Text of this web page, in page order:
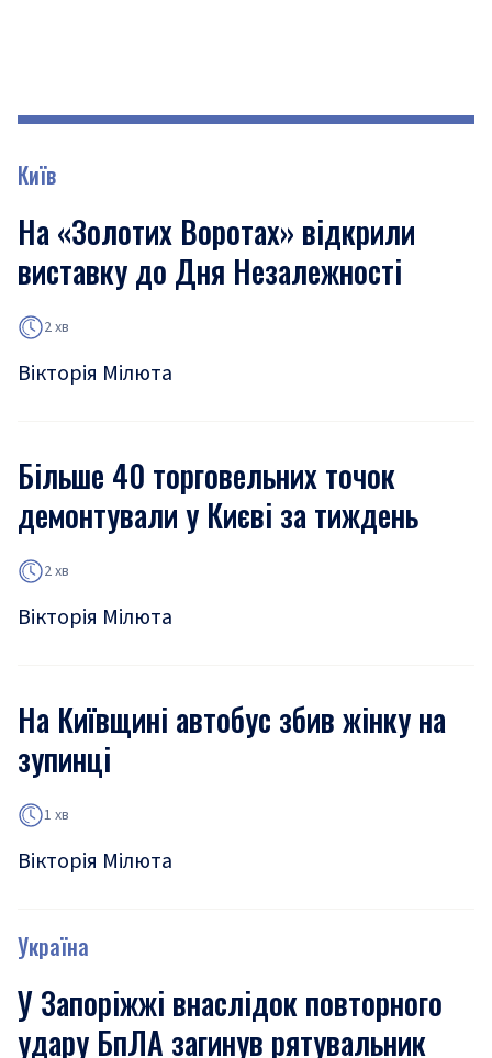
Київ
На «Золотих Воротах» відкрили
виставку до Дня Незалежності
2 хв
Вікторія Мілюта
Більше 40 торговельних точок
демонтували у Києві за тиждень
2 хв
Вікторія Мілюта
На Київщині автобус збив жінку на
зупинці
1 хв
Вікторія Мілюта
Україна
У Запоріжжі внаслідок повторного
удару БпЛА загинув рятувальник